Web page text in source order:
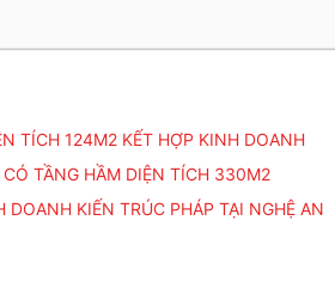
TÍCH 124M2 KẾT HỢP KINH DOANH
TẦNG HẦM DIỆN TÍCH 330M2
KIẾN TRÚC PHÁP TẠI NGHỆ AN